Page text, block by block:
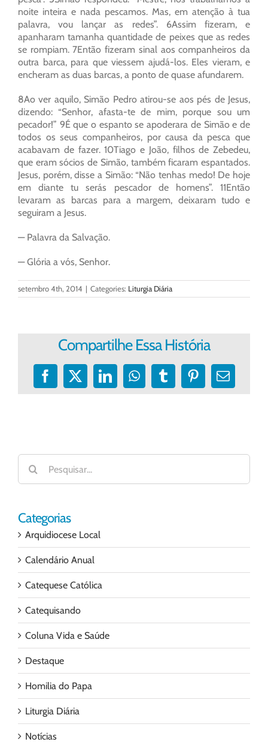
noite inteira e nada pescamos. Mas, em atenção à tua
palavra, vou lançar as redes”. 6Assim fizeram, e
apanharam tamanha quantidade de peixes que as redes
se rompiam. 7Então fizeram sinal aos companheiros da
outra barca, para que viessem ajudá-los. Eles vieram, e
encheram as duas barcas, a ponto de quase afundarem.
8Ao ver aquilo, Simão Pedro atirou-se aos pés de Jesus,
dizendo: “Senhor, afasta-te de mim, porque sou um
pecador!” 9É que o espanto se apoderara de Simão e de
todos os seus companheiros, por causa da pesca que
acabavam de fazer. 10Tiago e João, filhos de Zebedeu,
que eram sócios de Simão, também ficaram espantados.
Jesus, porém, disse a Simão: “Não tenhas medo! De hoje
em diante tu serás pescador de homens”. 11Então
levaram as barcas para a margem, deixaram tudo e
seguiram a Jesus.
— Palavra da Salvação.
— Glória a vós, Senhor.
setembro 4th, 2014 | Categories: Liturgia Diária
Compartilhe Essa História
Facebook
X LinkedInWhatsApp
TumblrPinterest
E-
Buscar
resultados
para:
Categorias
Arquidiocese Local
Calendário Anual
Catequese Católica
Catequisando
Coluna Vida e Saúde
Destaque
Homilia do Papa
Liturgia Diária
Notícias